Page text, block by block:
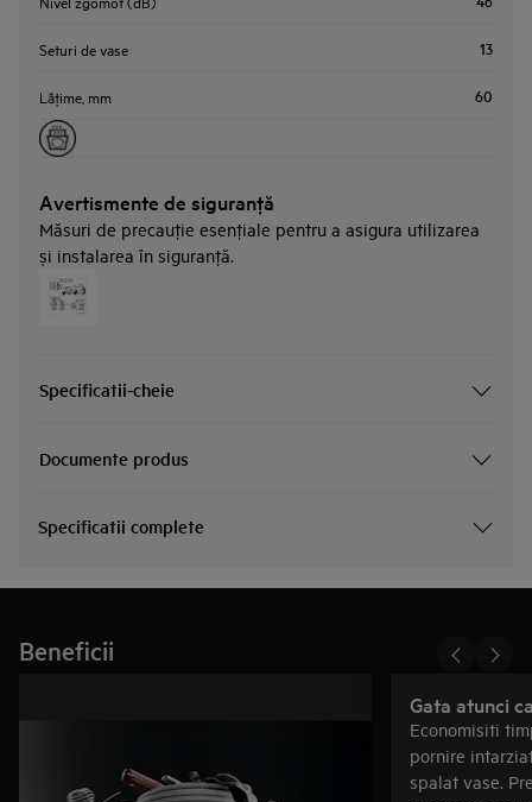
Seturi de vase 13
Lăţime, mm 60
Avertismente de siguranţă
Măsuri de precauţie esenţiale pentru a asigura utilizarea
și instalarea în siguranţă.
Specificatii-cheie
Documente produs
Specificatii complete
Beneficii
Gata atunci
Economisiti
pornire
spalat vase.